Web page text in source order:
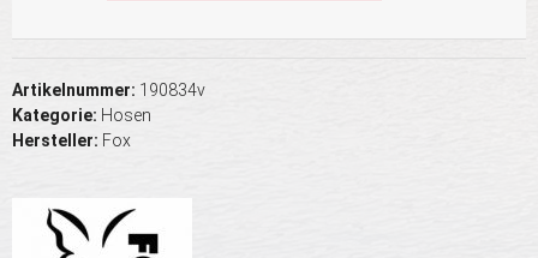
Artikelnummer: 190834v
Kategorie: Hosen
Hersteller: Fox